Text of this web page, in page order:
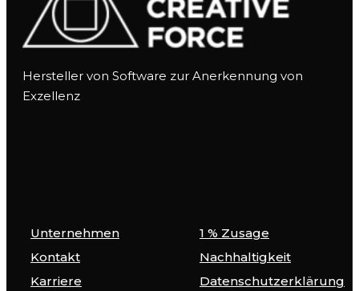
Hersteller von Software zur Anerkennung von
Exzellenz
Unternehmen
1 % Zusage
Kontakt
Nachhaltigkeit
Karriere
Datenschutzerklärung